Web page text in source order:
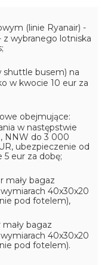
(linie Ryanair) -
wybranego lotniska
shuttle busem) na
w kwocie 10 eur za
obejmujące:
w następstwie
NNW do 3 000
ubezpieczenie od
5 eur za dobę;
mały bagaz
40x30x20
pod fotelem),
bagaz
40x30x20
pod fotelem).